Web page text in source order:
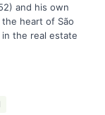
and his own
heart of São
the real estate